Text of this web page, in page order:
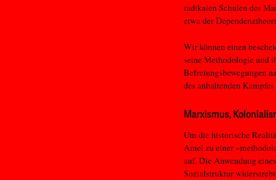
radikalen Schulen des
etwa der
Wir können einen
seine Methodologie und
Befreiungsbewegungen
des anhaltenden
Marxismus,
Um die historische
Amel zu einer
auf. Die Anwendung
Sozialstruktur